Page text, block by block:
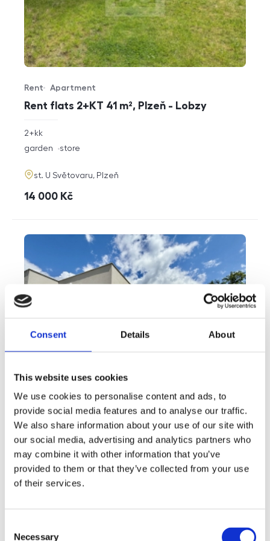
Consent Details About
This website uses cookies
We use cookies to personalise content and ads, to
provide social media features and to analyse our traffic.
We also share information about your use of our site with
our social media, advertising and analytics partners who
may combine it with other information that you’ve
provided to them or that they’ve collected from your use
of their services.
Necessary
Rent flats 2+KT 41 m², Plzeň - Lobzy
Offer type
Rent
Property type
Apartment
rozměry
disposition
2+kk
funkce
garden store
adresa
st. U Světovaru, Plzeň
cena
14 000 Kč
Sale houses Family, 181 m² - Unhošť
Offer type
Sale
Property type
House
Virtuální prohlídka
360° video
rozměry
Family
funkce
garge terrace
cena
15 500 000